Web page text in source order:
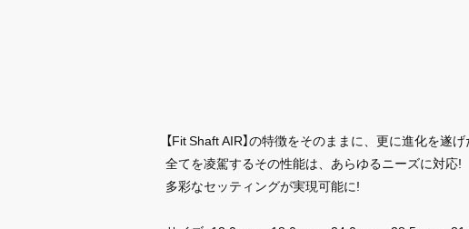
【Fit Shaft AIR】の特徴をそのままに、更に進化を遂
全てを凌駕するその性能は、あらゆるニーズに対応!
多彩なセッティングが実現可能に!